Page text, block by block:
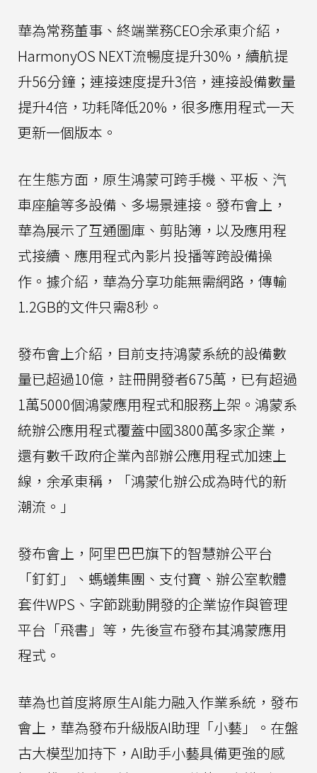
華為常務董事、終端業務CEO余承東介紹，
HarmonyOS NEXT流暢度提升30%，續航提
升56分鐘；連接速度提升3倍，連接設備數量
提升4倍，功耗降低20%，很多應用程式一天
更新一個版本。
在生態方面，原生鴻蒙可跨手機、平板、汽
車座艙等多設備、多場景連接。發布會上，
華為展示了互通圖庫、剪貼簿，以及應用程
式接續、應用程式內影片投播等跨設備操
作。據介紹，華為分享功能無需網路，傳輸
1.2GB的文件只需8秒。
發布會上介紹，目前支持鴻蒙系統的設備數
量已超過10億，註冊開發者675萬，已有超過
1萬5000個鴻蒙應用程式和服務上架。鴻蒙系
統辦公應用程式覆蓋中國3800萬多家企業，
還有數千政府企業內部辦公應用程式加速上
線，余承東稱，「鴻蒙化辦公成為時代的新
潮流。」
發布會上，阿里巴巴旗下的智慧辦公平台
「釘釘」、螞蟻集團、支付寶、辦公室軟體
套件WPS、字節跳動開發的企業協作與管理
平台「飛書」等，先後宣布發布其鴻蒙應用
程式。
華為也首度將原生AI能力融入作業系統，發布
會上，華為發布升級版AI助理「小藝」。在盤
古大模型加持下，AI助手小藝具備更強的感